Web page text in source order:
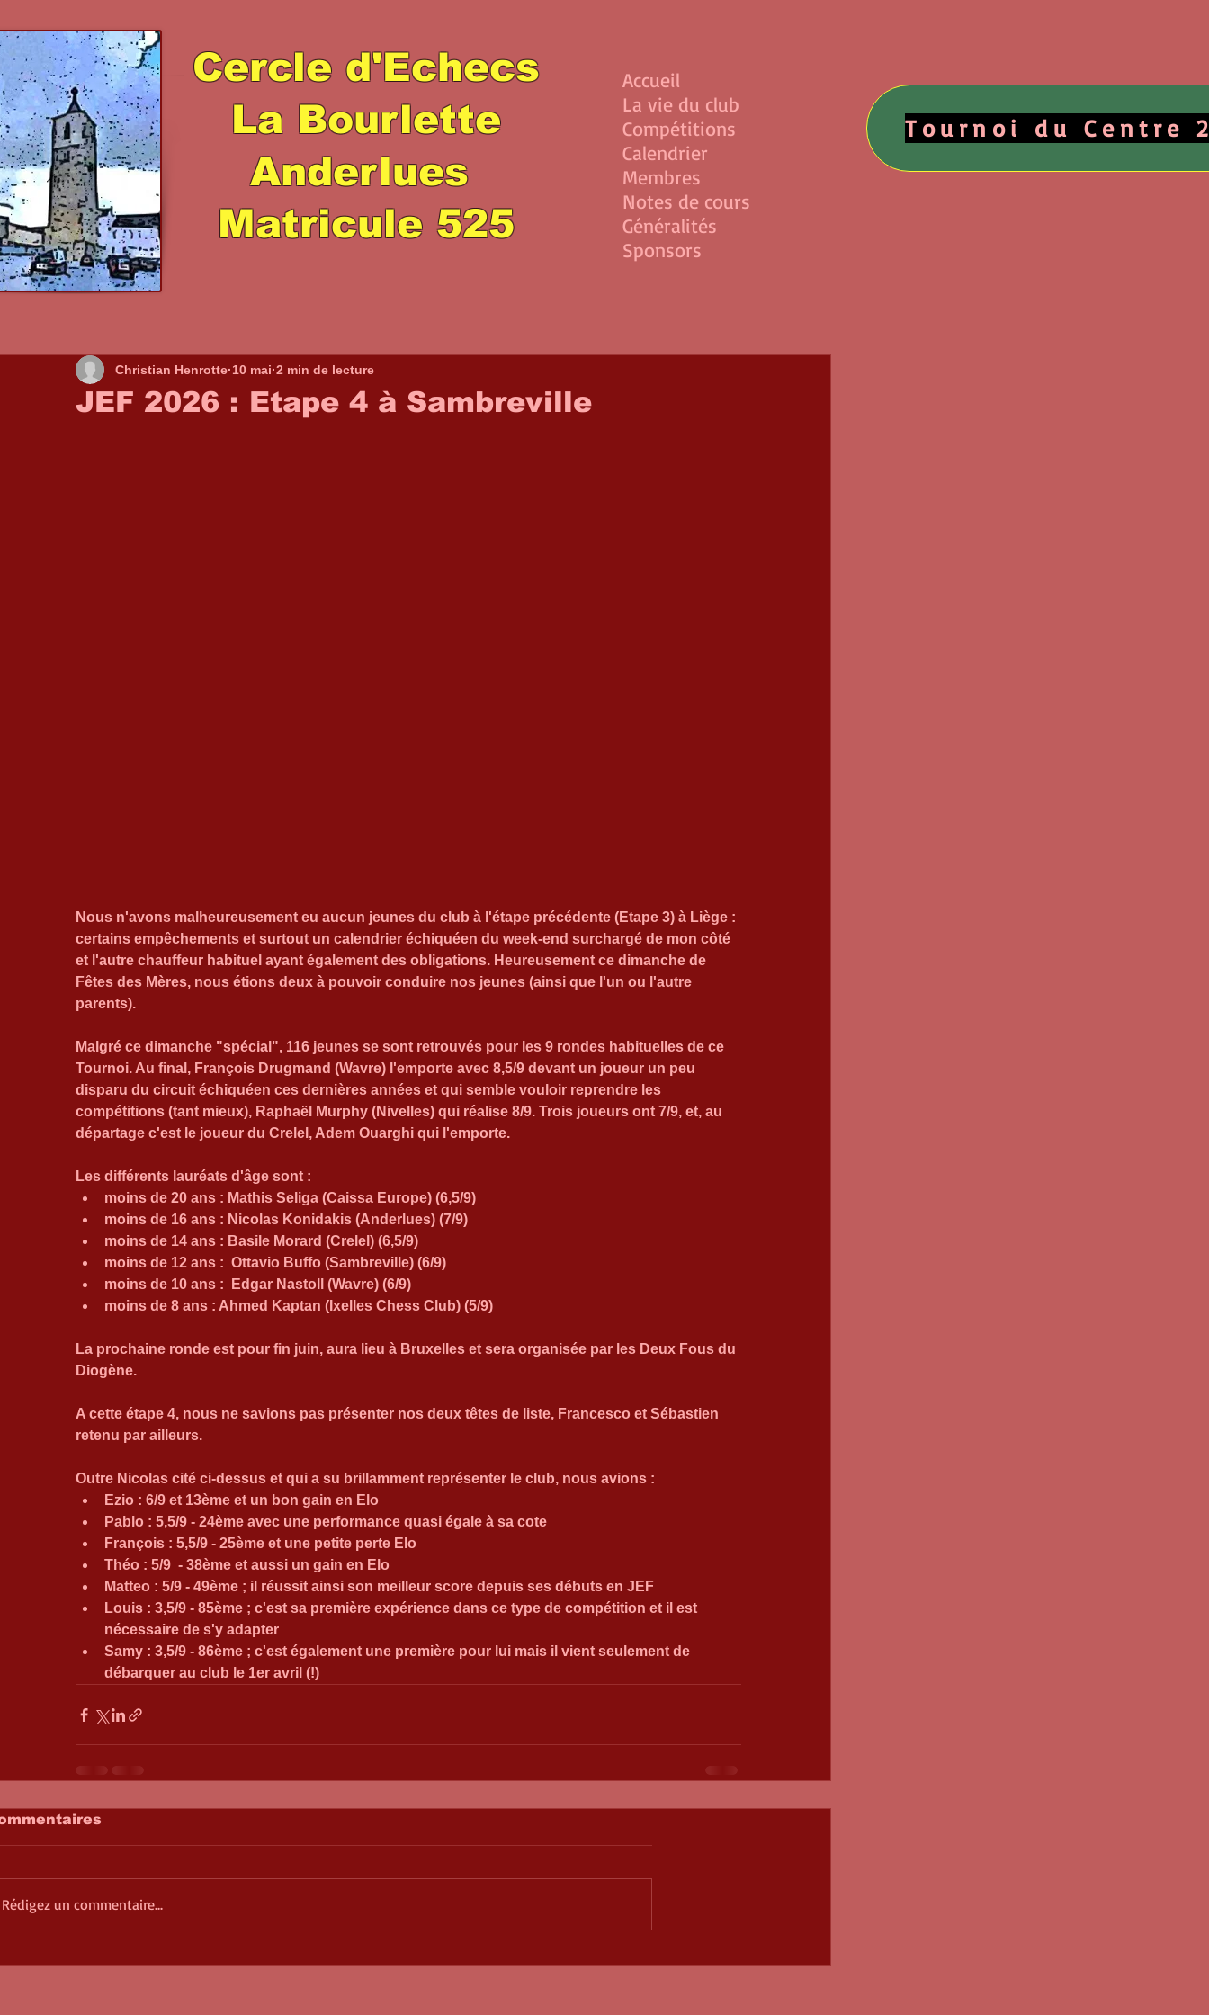
Cercle d'Echecs
La Bourlette
Anderlues
Matricule 525
Accueil
La vie du club
Compétitions
Calendrier
Membres
Notes de cours
Généralités
Sponsors
Tournoi du Centre
JEF 2026 : Etape 4 à Sambreville
Christian Henrotte 10 mai 2 min de lecture
Nous n'avons malheureusement eu aucun jeunes du club à l'étape précédente (Etape 3) à Liège :
certains empêchements et surtout un calendrier échiquéen du week-end surchargé de mon côté
et l'autre chauffeur habituel ayant également des obligations. Heureusement ce dimanche de
Fêtes des Mères, nous étions deux à pouvoir conduire nos jeunes (ainsi que l'un ou l'autre
parents).
Malgré ce dimanche "spécial", 116 jeunes se sont retrouvés pour les 9 rondes habituelles de ce
Tournoi. Au final, François Drugmand (Wavre) l'emporte avec 8,5/9 devant un joueur un peu
disparu du circuit échiquéen ces dernières années et qui semble vouloir reprendre les
compétitions (tant mieux), Raphaël Murphy (Nivelles) qui réalise 8/9. Trois joueurs ont 7/9, et, au
départage c'est le joueur du Crelel, Adem Ouarghi qui l'emporte.
Les différents lauréats d'âge sont :
moins de 20 ans : Mathis Seliga (Caissa Europe) (6,5/9)
moins de 16 ans : Nicolas Konidakis (Anderlues) (7/9)
moins de 14 ans : Basile Morard (Crelel) (6,5/9)
moins de 12 ans :  Ottavio Buffo (Sambreville) (6/9)
moins de 10 ans :  Edgar Nastoll (Wavre) (6/9)
moins de 8 ans : Ahmed Kaptan (Ixelles Chess Club) (5/9)
La prochaine ronde est pour fin juin, aura lieu à Bruxelles et sera organisée par les Deux Fous du
Diogène.
A cette étape 4, nous ne savions pas présenter nos deux têtes de liste, Francesco et Sébastien
retenu par ailleurs.
Outre Nicolas cité ci-dessus et qui a su brillamment représenter le club, nous avions :
Ezio : 6/9 et 13ème et un bon gain en Elo
Pablo : 5,5/9 - 24ème avec une performance quasi égale à sa cote
François : 5,5/9 - 25ème et une petite perte Elo
Théo : 5/9  - 38ème et aussi un gain en Elo
Matteo : 5/9 - 49ème ; il réussit ainsi son meilleur score depuis ses débuts en JEF
Louis : 3,5/9 - 85ème ; c'est sa première expérience dans ce type de compétition et il est
nécessaire de s'y adapter
Samy : 3,5/9 - 86ème ; c'est également une première pour lui mais il vient seulement de
débarquer au club le 1er avril (!)
Rédigez un commentaire...